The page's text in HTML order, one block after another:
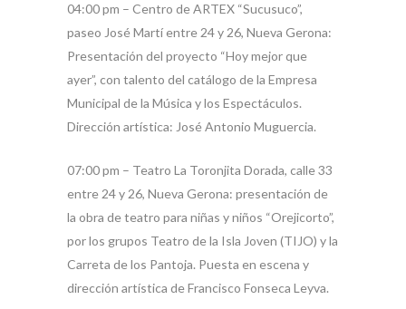
04:00 pm – Centro de ARTEX “Sucusuco”,
paseo José Martí entre 24 y 26, Nueva Gerona:
Presentación del proyecto “Hoy mejor que
ayer”, con talento del catálogo de la Empresa
Municipal de la Música y los Espectáculos.
Dirección artística: José Antonio Muguercia.
07:00 pm – Teatro La Toronjita Dorada, calle 33
entre 24 y 26, Nueva Gerona: presentación de
la obra de teatro para niñas y niños “Orejicorto”,
por los grupos Teatro de la Isla Joven (TIJO) y la
Carreta de los Pantoja. Puesta en escena y
dirección artística de Francisco Fonseca Leyva.